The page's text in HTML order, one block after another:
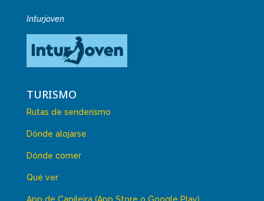
Inturjoven
TURISMO
Rutas de senderismo
Dónde alojarse
Dónde comer
Qué ver